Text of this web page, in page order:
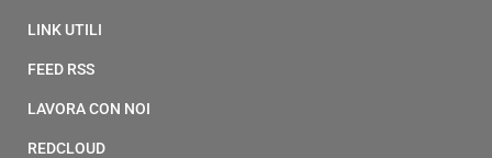
LINK UTILI
FEED RSS
LAVORA CON NOI
REDCLOUD